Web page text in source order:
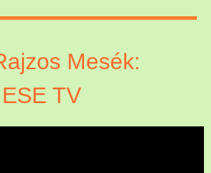
Mesék:
TV